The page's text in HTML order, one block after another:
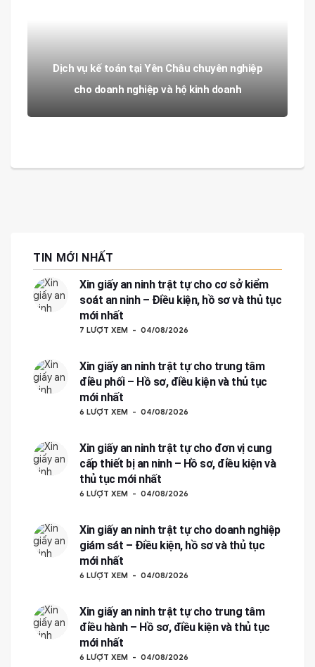
Dịch vụ kế toán tại Yên Châu chuyên nghiệp
cho doanh nghiệp và hộ kinh doanh
TIN MỚI NHẤT
Xin giấy an ninh trật tự cho cơ sở kiểm
soát an ninh – Điều kiện, hồ sơ và thủ tục
mới nhất
7 LƯỢT XEM 04/08/2026
Xin giấy an ninh trật tự cho trung tâm
điều phối – Hồ sơ, điều kiện và thủ tục
mới nhất
6 LƯỢT XEM 04/08/2026
Xin giấy an ninh trật tự cho đơn vị cung
cấp thiết bị an ninh – Hồ sơ, điều kiện và
thủ tục mới nhất
6 LƯỢT XEM 04/08/2026
Xin giấy an ninh trật tự cho doanh nghiệp
giám sát – Điều kiện, hồ sơ và thủ tục
mới nhất
6 LƯỢT XEM 04/08/2026
Xin giấy an ninh trật tự cho trung tâm
điều hành – Hồ sơ, điều kiện và thủ tục
mới nhất
6 LƯỢT XEM 04/08/2026